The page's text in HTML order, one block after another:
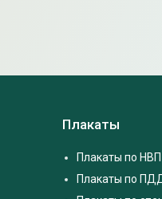
Плакаты
Плакаты по НВП
Плакаты по